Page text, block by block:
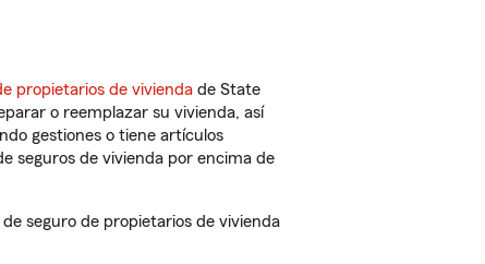
propietarios de vivienda de State
o reemplazar su vivienda, así
gestiones o tiene artículos
seguros de vivienda por encima de
seguro de propietarios de vivienda